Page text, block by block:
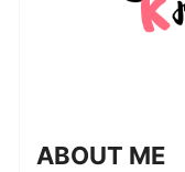
ABOUT ME